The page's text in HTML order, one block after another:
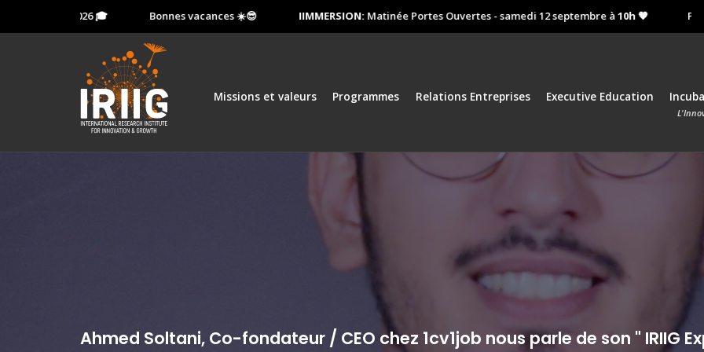
Bonnes vacances ☀️😎 IIMMERSION:Matinée Portes Ouvertes - samedi 12 septembre à10h 🧡 Prochain
Missions et valeurs Programmes Relations Entreprises Executive Education
Ahmed Soltani, Co-fondateur / CEO chez 1cv1job nous parle de son " IRIIG